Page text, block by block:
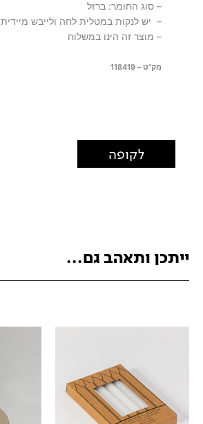
– סוג החומר: ברזל
– יש לנקות במטלית לחה ולייבש מיידית
– מוצר זה הינו במשלוח
מק"ט – 118419
לקופה
ייתכן ותאהב גם...